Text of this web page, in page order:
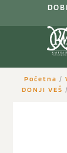
Početna /
DONJI VEŠ